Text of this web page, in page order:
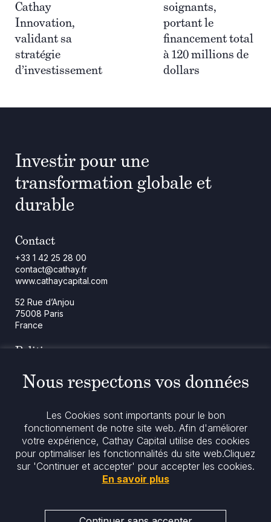
Cathay
Innovation,
validant sa
stratégie
d’investissement
soignants,
portant le
financement total
à 120 millions de
dollars
Investir pour une
transformation globale et
durable
Contact
+33 1 42 25 28 00
contact@cathay.fr
www.cathaycapital.com
52 Rue d’Anjou
75008 Paris
France
Politique
Notices réglementaires
Mentions légales
Notre politique ESG
Restez informés
Nous respectons vos données
Les Cookies sont importants pour le bon
fonctionnement de notre site web. Afin d'améliorer
votre expérience, Cathay Capital utilise des cookies
pour optimaliser les fonctionnalités du site web.Cliquez
sur 'Continuer et accepter' pour accepter les cookies.
En savoir plus